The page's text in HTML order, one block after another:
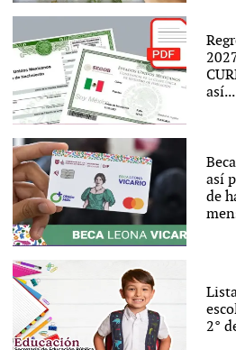
así...
así
de
2°